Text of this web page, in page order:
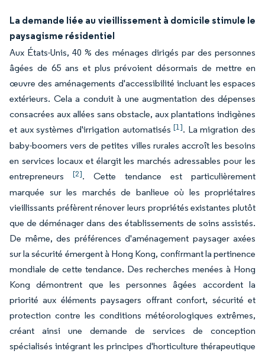
La demande liée au vieillissement à domicile stimule le
paysagisme résidentiel
Aux États-Unis, 40 % des ménages dirigés par des personnes
âgées de 65 ans et plus prévoient désormais de mettre en
œuvre des aménagements d'accessibilité incluant les espaces
extérieurs. Cela a conduit à une augmentation des dépenses
consacrées aux allées sans obstacle, aux plantations indigènes
et aux systèmes d'irrigation automatisés[1]. La migration des
baby-boomers vers de petites villes rurales accroît les besoins
en services locaux et élargit les marchés adressables pour les
entrepreneurs [2]. Cette tendance est particulièrement
marquée sur les marchés de banlieue où les propriétaires
vieillissants préfèrent rénover leurs propriétés existantes plutôt
que de déménager dans des établissements de soins assistés.
De même, des préférences d'aménagement paysager axées
sur la sécurité émergent à Hong Kong, confirmant la pertinence
mondiale de cette tendance. Des recherches menées à Hong
Kong démontrent que les personnes âgées accordent la
priorité aux éléments paysagers offrant confort, sécurité et
protection contre les conditions météorologiques extrêmes,
créant ainsi une demande de services de conception
spécialisés intégrant les principes d'horticulture thérapeutique